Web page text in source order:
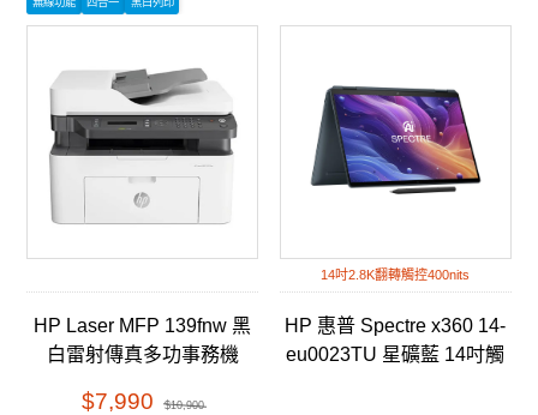
無線功能 四合一 黑白列印
HP Laser MFP 139fnw 黑
白雷射傳真多功事務機
$7,990 $10,900
14吋2.8K翻轉觸控400nits
HP 惠普 Spectre x360 14-
eu0023TU 星礦藍 14吋觸